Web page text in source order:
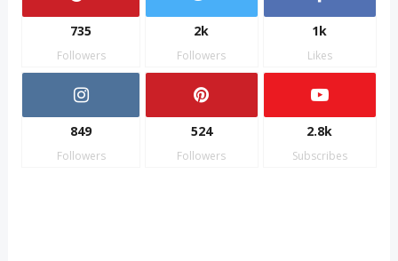
1k
Likes
2k
Followers
735
Followers
2.8k
Subscribes
524
Followers
849
Followers